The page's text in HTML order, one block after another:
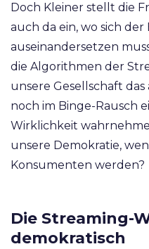
Doch Kleiner stellt die
auch da ein, wo sich
auseinandersetzen
die Algorithmen der
unsere Gesellschaft
noch im Binge-Rausch
Wirklichkeit
unsere Demokratie,
Konsumenten werden?
Die Streaming-
demokratisch